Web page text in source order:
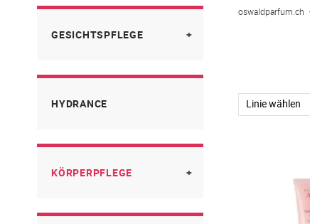
oswaldparfum.ch
GESICHTSPFLEGE
Augen und Lippenpflege
Cicalfate
Feuchtigkeitspflege
HYDRANCE
KÖRPERPFLEGE
Allgemein